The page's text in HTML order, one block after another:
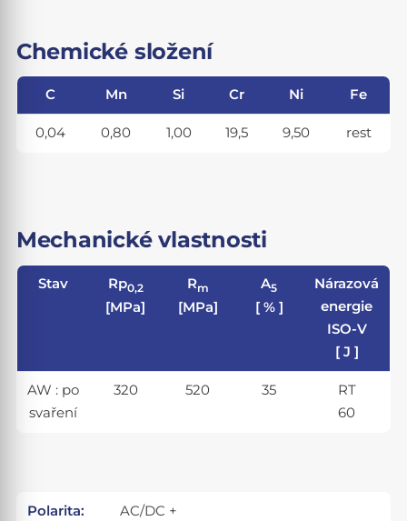
Chemické složení
C Mn Si Cr Ni Fe
0,04 0,80 1,00 19,5 9,50 rest
Mechanické vlastnosti
Stav Rp0,2
[MPa]
Rm
[MPa]
A5
[ % ]
Nárazová
energie
ISO-V
[ J ]
AW : po
svaření
320 520 35
RT
60
Polarita: AC/DC +